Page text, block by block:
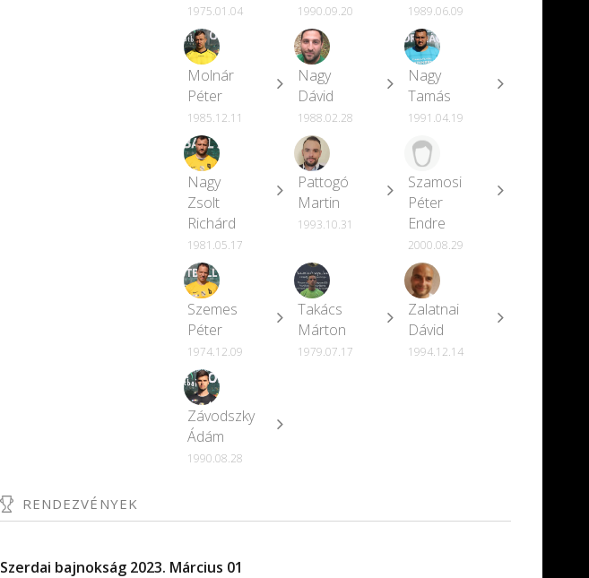
1975.01.04 1990.09.20 1989.06.09
Molnár
Péter
1985.12.11
Nagy
Dávid
1988.02.28
Nagy
Tamás
1991.04.19
Nagy
Zsolt
Richárd
1981.05.17
Pattogó
Martin
1993.10.31
Szamosi
Péter
Endre
2000.08.29
Szemes
Péter
1974.12.09
Takács
Márton
1979.07.17
Zalatnai
Dávid
1994.12.14
Závodszky
Ádám
1990.08.28
RENDEZVÉNYEK
Szerdai bajnokság 2023. Március 01